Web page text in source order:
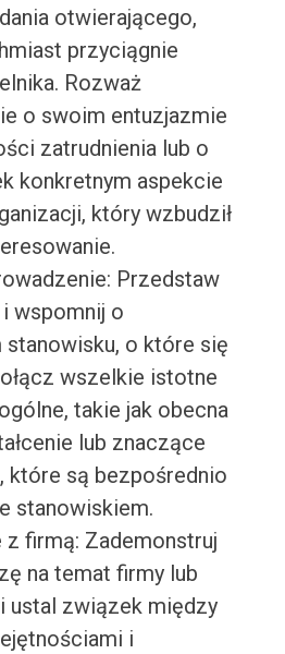
otwierającego,
przyciągnie
Rozważ
o swoim entuzjazmie
zatrudnienia lub o
konkretnym aspekcie
który wzbudził
Przedstaw
wspomnij o
stanowisku, o które się
wszelkie istotne
takie jak obecna
lub znaczące
które są bezpośrednio
stanowiskiem.
z firmą: Zademonstruj
na temat firmy lub
ustal związek między
i